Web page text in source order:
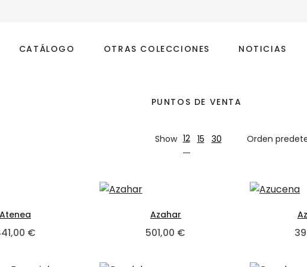
CATÁLOGO OTRAS COLECCIONES NOTICIAS
PUNTOS DE VENTA
Show 12 15 30
variantes. Las opciones se pueden elegir en la página de
desde 248,00 € hasta 338,00 €
Este producto tiene múltiples variantes. Las opciones
Atenea
€
Este producto tiene
Azahar
501,00 €